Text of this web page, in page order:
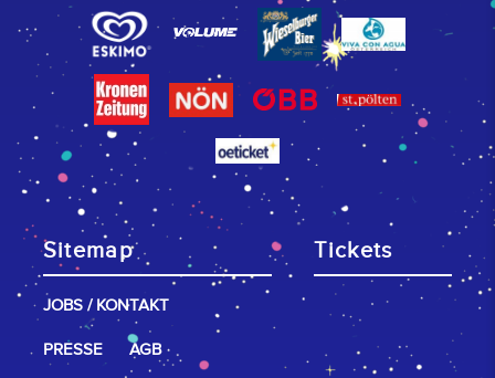
Sitemap
JOBS / KONTAKT
PRESSE AGB
Tickets